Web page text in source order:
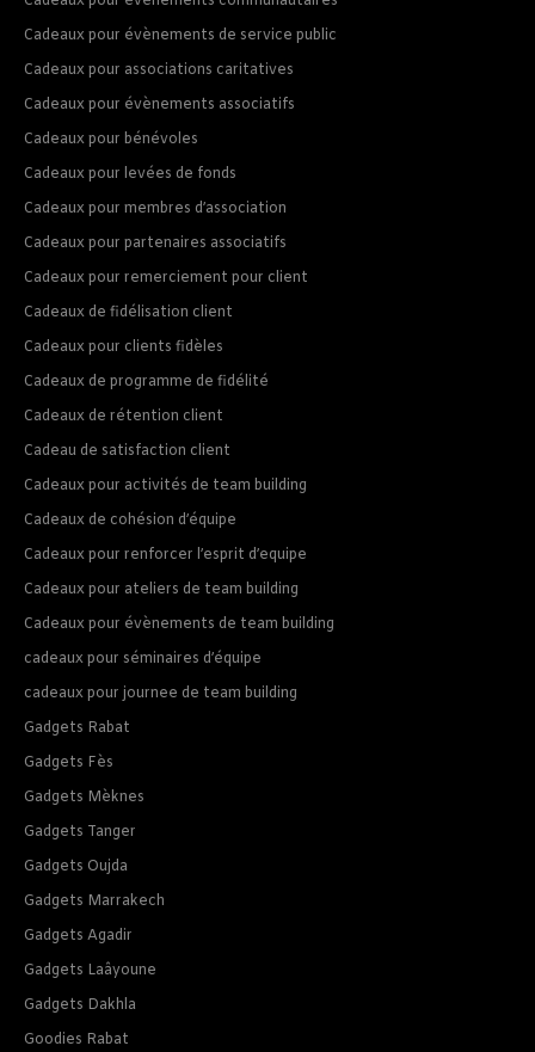
Cadeaux pour évènements de service public
Cadeaux pour associations caritatives
Cadeaux pour évènements associatifs
Cadeaux pour bénévoles
Cadeaux pour levées de fonds
Cadeaux pour membres d’association
Cadeaux pour partenaires associatifs
Cadeaux pour remerciement pour client
Cadeaux de fidélisation client
Cadeaux pour clients fidèles
Cadeaux de programme de fidélité
Cadeaux de rétention client
Cadeau de satisfaction client
Cadeaux pour activités de team building
Cadeaux de cohésion d’équipe
Cadeaux pour renforcer l’esprit d’equipe
Cadeaux pour ateliers de team building
Cadeaux pour évènements de team building
cadeaux pour séminaires d’équipe
cadeaux pour journee de team building
Gadgets Rabat
Gadgets Fès
Gadgets Mèknes
Gadgets Tanger
Gadgets Oujda
Gadgets Marrakech
Gadgets Agadir
Gadgets Laâyoune
Gadgets Dakhla
Goodies Rabat